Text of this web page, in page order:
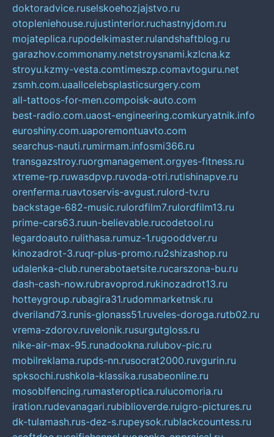
doktoradvice.ruselskoehozjajstvo.ru
otopleniehouse.rujustinterior.ruchastnyjdom.ru
mojateplica.rupodelkimaster.rulandshaftblog.ru
garazhov.commonamy.netstroysnami.kzlcna.kz
stroyu.kzmy-vesta.comtimeszp.comavtoguru.net
zsmh.com.uaallcelebsplasticsurgery.com
all-tattoos-for-men.compoisk-auto.com
best-radio.com.uaost-engineering.comkuryatnik.info
euroshiny.com.uaporemontuavto.com
searchus-nauti.rumirmam.infosmi366.ru
transgazstroy.ruorgmanagement.orgyes-fitness.ru
xtreme-rp.ruwasdpvp.ruvoda-otri.rutishinapve.ru
orenferma.ruavtoservis-avgust.rulord-tv.ru
backstage-682-music.rulordfilm7.rulordfilm13.ru
prime-cars63.ruun-believable.rucodetool.ru
legardoauto.rulithasa.rumuz-1.rugooddver.ru
kinozadrot-3.ruqr-plus-promo.ru2shizashop.ru
udalenka-club.runerabotaetsite.rucarszona-bu.ru
dash-cash-now.rubravoprod.rukinozadrot13.ru
hotteygroup.rubagira31.rudommarketnsk.ru
dveriland73.runis-glonass51.ruveles-doroga.rutb02.ru
vrema-zdorov.ruvelonik.rusurgutgloss.ru
nike-air-max-95.runadookna.rulubov-pic.ru
mobilreklama.rupds-nn.rusocrat2000.ruvgurin.ru
spksochi.rushkola-klassika.rusabeonline.ru
mosoblfencing.rumasteroptica.rulucomoria.ru
iration.rudevanagari.rubiblioverde.ruigro-pictures.ru
dk-tulamash.rus-dez-s.rupeysok.rublackcountess.ru